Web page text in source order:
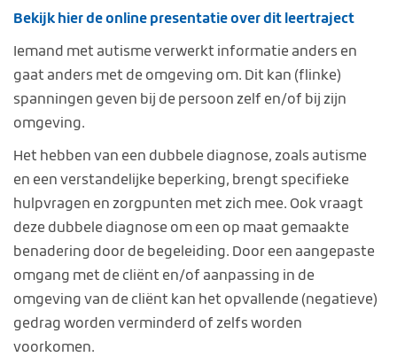
Bekijk hier de online presentatie over dit leertraject
Iemand met autisme verwerkt informatie anders en
gaat anders met de omgeving om. Dit kan (flinke)
spanningen geven bij de persoon zelf en/of bij zijn
omgeving.
Het hebben van een dubbele diagnose, zoals autisme
en een verstandelijke beperking, brengt specifieke
hulpvragen en zorgpunten met zich mee. Ook vraagt
deze dubbele diagnose om een op maat gemaakte
benadering door de begeleiding. Door een aangepaste
omgang met de cliënt en/of aanpassing in de
omgeving van de cliënt kan het opvallende (negatieve)
gedrag worden verminderd of zelfs worden
voorkomen.